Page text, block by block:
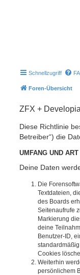
Schnellzugriff
Foren-Übersicht
ZFX +
Diese Richtlinie
Betreiber“) die
UMFANG UND
Deine Daten
Die
Textdateien,
des Boards
Seitenaufrufe
Markierung
deine
Benutzer-ID,
Cookies
Weiterhin
persönlichem